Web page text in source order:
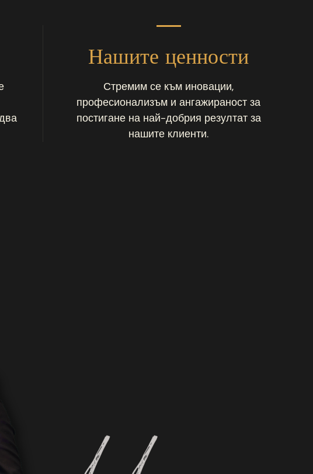
Нашите ценности
Стремим се към иновации,
професионализъм и ангажираност за
постигане на най-добрия резултат за
нашите клиенти.